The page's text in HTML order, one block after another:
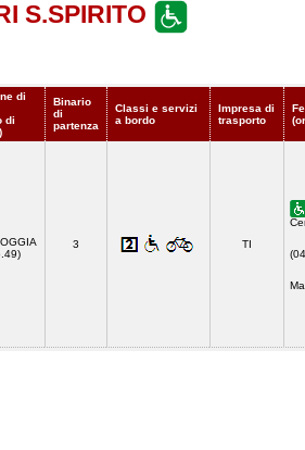
S.SPIRITO
di
di
Binario
di
partenza
Classi e servizi
a bordo
Impresa di
trasporto
3 TI